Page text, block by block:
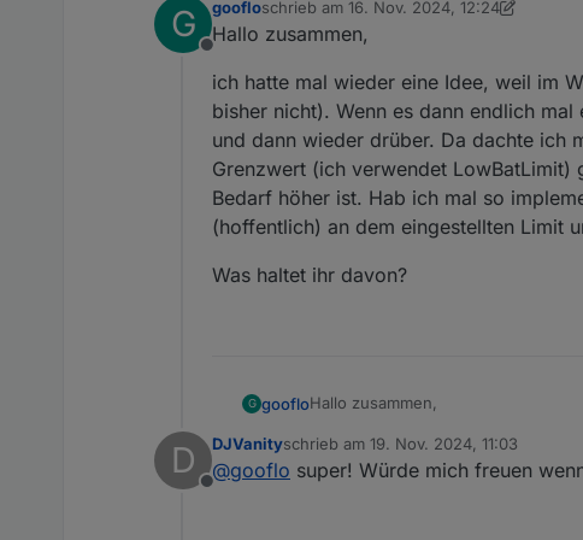
G
Offline
goofloschrieb am 16. Nov. 2024, 12:24
zuletzt editiert von gooflo
Hallo zusammen,
ich hatte mal wieder eine Idee, weil im
bisher nicht). Wenn es dann endlich
und dann wieder drüber. Da dachte ich
Grenzwert (ich verwendet LowBatLimit)
Bedarf höher ist. Hab ich mal so
(hoffentlich) an dem eingestellten Limit
Was haltet ihr davon?
G goofloHallo zusammen,
ich hatte mal wieder eine Idee, weil
nicht). Wenn es dann endlich mal
D
Offline
DJVanityschrieb am 19. Nov. 2024, 11:03
zuletzt editiert von
@gooflo super! Würde mich freuen